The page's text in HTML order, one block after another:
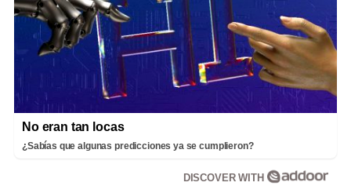
No eran tan locas
¿Sabías que algunas predicciones ya se cumplieron?
DISCOVER WITH